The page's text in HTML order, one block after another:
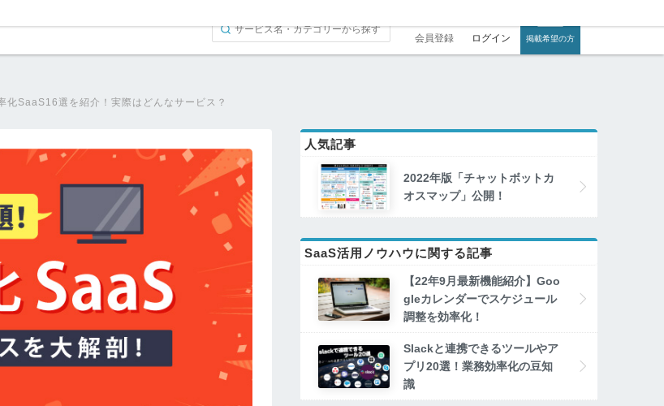
会員登録 ログイン 掲載希望の方
化SaaS16選を紹介！実際はどんなサービス？
人気記事
2022年版「チャットボットカ
オスマップ」公開！
SaaS活用ノウハウに関する記事
【22年9月最新機能紹介】Goo
gleカレンダーでスケジュール
調整を効率化！
Slackと連携できるツールやア
プリ20選！業務効率化の豆知
識